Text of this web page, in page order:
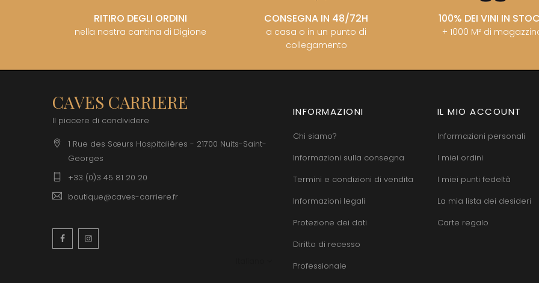
RITIRO DEGLI ORDINI
nella nostra cantina di Digione
CONSEGNA IN 48/72H
a casa o in un punto di
collegamento
100% DEI VINI IN
+ 1000 M² di
CAVES CARRIERE
Il piacere di condividere
1 Rue des Sœurs Hospitalières - 21700 Nuits-Saint-
Georges
+33 (0)3 45 81 20 20
boutique@caves-carriere.fr
Facebook
INFORMAZIONI
Chi siamo?
Informazioni sulla consegna
Termini e condizioni di vendita
Informazioni legali
Protezione dei dati
Diritto di recesso
Professionale
IL MIO ACCOUNT
Informazioni personali
I miei ordini
I miei punti fedeltà
La mia lista dei desideri
Carte regalo